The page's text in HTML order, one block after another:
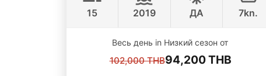
15 2019 ДА 7kn.
Весь день in Низкий сезон от
102,000 THB94,200 THB